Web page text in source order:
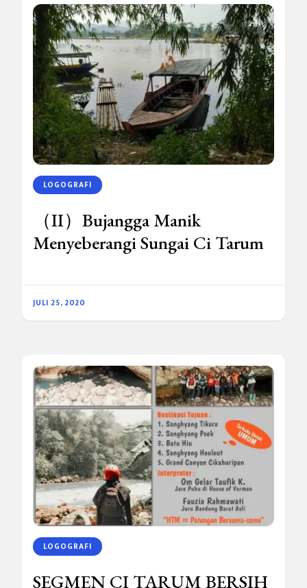
LOGOGRAFI
（II）Bujangga Manik
Menyeberangi Sungai Ci Tarum
JULI 25, 2020
LOGOGRAFI
SEGMEN CI TARUM BERSIH